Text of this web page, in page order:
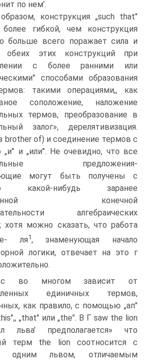
по нем’.
конструкция „such that"
более гиб­кой, чем конструкция
больше всего поражает сила и
обеих этих конструкций при
с более ран­ними или
способами образования
такими операциями,, как
соположение, наложе­ние
термов, преобразование в
залог», дерелятивизация.
brother of) и соединение термов с
и „или". Не очевидно, что все
предло­жения-
могут быть получены с
какой-ни­будь заранее
конечной
алгеб­раических
хотя можно сказать, что работа
ля1, знаменующая начало
логики, отвечает на это г
во многом зависит от
единичных тер­мов,
как правило, с помощью „ап"
„that" или „the". В Г saw the lion
льва’ предполагается» что
терм the lion соотносится с
одним львом, отличаемым